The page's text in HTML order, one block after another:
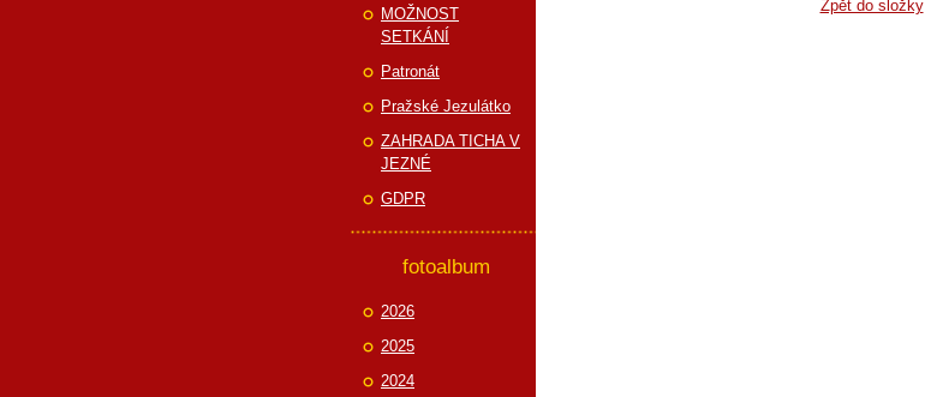
Zpět do složky
MOŽNOST
SETKÁNÍ
Patronát
Pražské Jezulátko
ZAHRADA TICHA V
JEZNÉ
GDPR
fotoalbum
2026
2025
2024